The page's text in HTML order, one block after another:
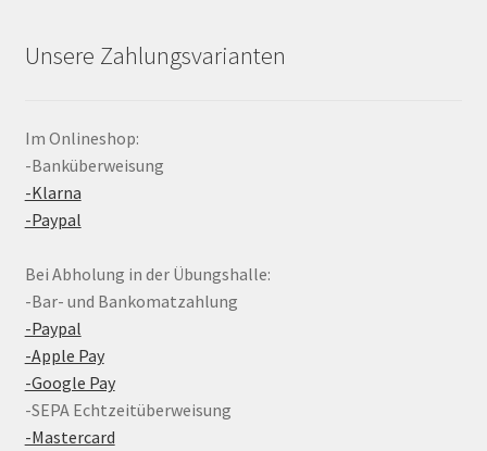
Unsere Zahlungsvarianten
Im Onlineshop:
-Banküberweisung
-Klarna
-Paypal
Bei Abholung in der Übungshalle:
-Bar- und Bankomatzahlung
-Paypal
-Apple Pay
-Google Pay
-SEPA Echtzeitüberweisung
-Mastercard